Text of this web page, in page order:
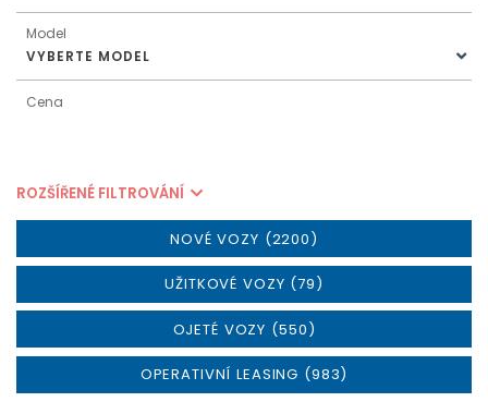
Model
VYBERTE MODEL
Cena
ROZŠÍŘENÉ FILTROVÁNÍ
NOVÉ VOZY (2200)
UŽITKOVÉ VOZY (79)
OJETÉ VOZY (550)
OPERATIVNÍ LEASING (983)